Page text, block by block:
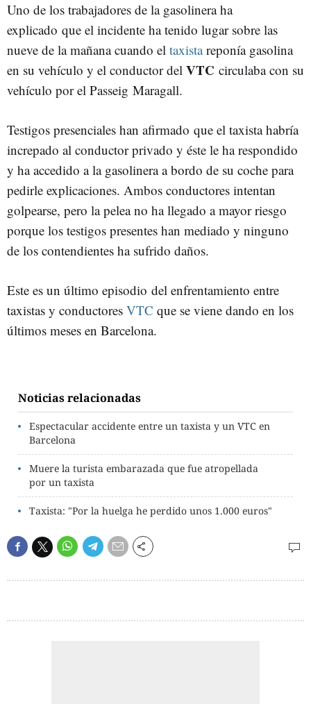
Uno de los trabajadores de la gasolinera ha
explicado que el incidente ha tenido lugar sobre las
nueve de la mañana cuando el taxistareponía gasolina
en su vehículo y el conductor del VTC circulaba con su
vehículo por el Passeig Maragall.
Testigos presenciales han afirmado que el taxista habría
increpado al conductor privado y éste le ha respondido
y ha accedido a la gasolinera a bordo de su coche para
pedirle explicaciones. Ambos conductores intentan
golpearse, pero la pelea no ha llegado a mayor riesgo
porque los testigos presentes han mediado y ninguno
de los contendientes ha sufrido daños.
Este es un último episodio del enfrentamiento entre
taxistas y conductores VTC que se viene dando en los
últimos meses en Barcelona.
Noticias relacionadas
Espectacular accidente entre un taxista y un VTC en
Barcelona
Muere la turista embarazada que fue atropellada
por un taxista
Taxista: "Por la huelga he perdido unos 1.000 euros"